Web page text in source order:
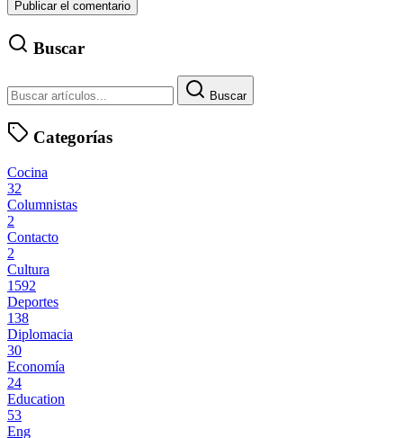
Buscar
Buscar
Categorías
Cocina
32
Columnistas
2
Contacto
2
Cultura
1592
Deportes
138
Diplomacia
30
Economía
24
Education
53
Eng